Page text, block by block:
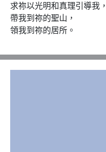
求祢以光明和真理引導我，
帶我到祢的聖山，
領我到祢的居所。